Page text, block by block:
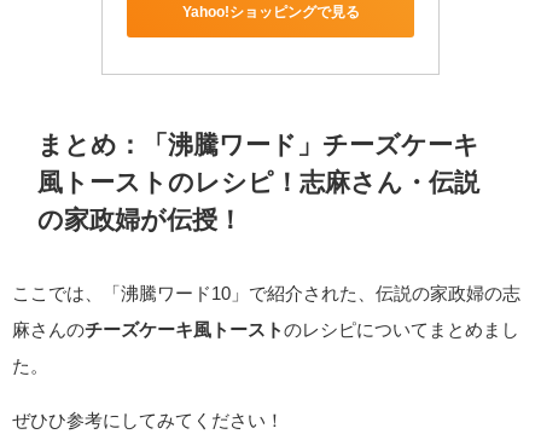
Yahoo!ショッピングで見る
まとめ：「沸騰ワード」チーズケーキ
風トーストのレシピ！志麻さん・伝説
の家政婦が伝授！
ここでは、「沸騰ワード10」で紹介された、伝説の家政婦の志
麻さんのチーズケーキ風トースト のレシピについてまとめまし
た。
ぜひひ参考にしてみてください！